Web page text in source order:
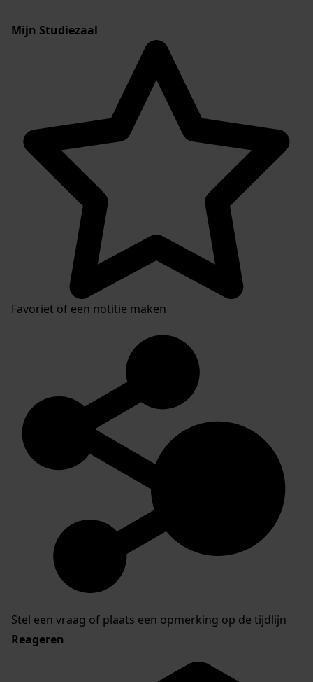
Mijn Studiezaal
Favoriet of een notitie maken
Stel een vraag of plaats een opmerking op de tijdlijn
Reageren